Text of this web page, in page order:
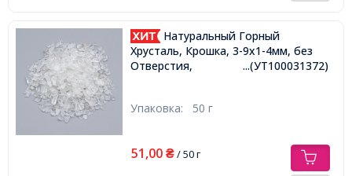
Натуральный Горный
Хрусталь, Крошка, 3-9x1-4мм, без
Отверстия,
...(УТ100031372)
Упаковка: 50 г
51,00 ₴/ 50 г